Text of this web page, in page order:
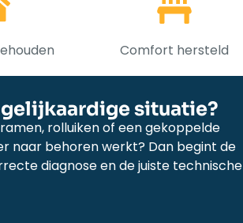
Comfort hersteld
gelijkaardige situatie?
rolluiken of een gekoppelde
naar behoren werkt? Dan begint de
diagnose en de juiste technische